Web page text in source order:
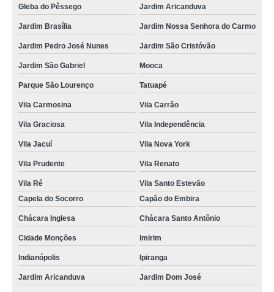
valor de locação de toalha industrial nova Brás
valor de aluguel de toalha industrial nova Jardim São João
valor de locação de toalha industrial São Roque
onde faz locação de toalha industrial Vila Clementino
aluguel de toalha para salão de beleza valor Guarulhos
onde faz locação de toalha industrial reciclada Água Branca
onde faz empresa de locação de toalha industrial Juquitiba
locação de toalha redonda valor Siciliano
valor de locação de toalha industrial relavada Bragança Paulista
aluguel de toalha para salão de beleza São João Clímaco
empresa de locação de toalha industrial valor Vila Maria Baixa
Gleba do Pêssego Jardim Aricanduva
Jardim Brasília Jardim Nossa Senhora do Carmo
Jardim Pedro José Nunes Jardim São Cristóvão
Jardim São Gabriel Mooca
Parque São Lourenço Tatuapé
Vila Carmosina Vila Carrão
Vila Graciosa Vila Independência
Vila Jacuí Vila Nova York
Vila Prudente Vila Renato
Vila Ré
Vila Santo Estevão
Capela do Socorro
Capão do Embira
Chácara Inglesa Chácara Santo Antônio
Cidade Monções Imirim
Indianópolis Ipiranga
Jardim Aricanduva Jardim Dom José